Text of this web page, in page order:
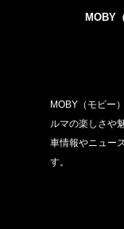
MOBY
MOBY（モビー
ルマの楽しさや
車情報やニュー
す。